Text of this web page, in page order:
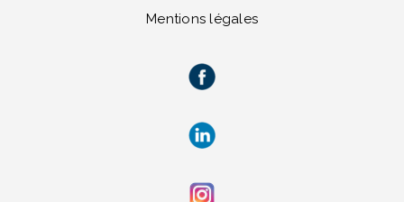
Mentions légales